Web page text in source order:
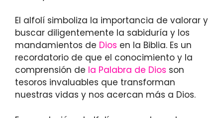
El alfolí simboliza la importancia de valorar y
buscar diligentemente la sabiduría y los
mandamientos de Dios en la Biblia. Es un
recordatorio de que el conocimiento y la
comprensión de la Palabra de Dios son
tesoros invaluables que transforman
nuestras vidas y nos acercan más a Dios.